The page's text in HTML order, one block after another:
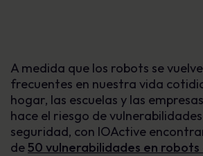
A medida que los robots se
frecuentes en nuestra vida
hogar, las escuelas y las
hace el riesgo de
seguridad, con IOActive
de50 vulnerabilidades en robots